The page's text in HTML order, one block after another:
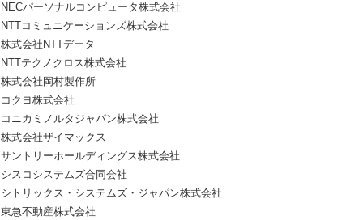
NECパーソナルコンピュータ株式会社
NTTコミュニケーションズ株式会社
株式会社NTTデータ
NTTテクノクロス株式会社
株式会社岡村製作所
コクヨ株式会社
コニカミノルタジャパン株式会社
株式会社ザイマックス
サントリーホールディングス株式会社
シスコシステムズ合同会社
シトリックス・システムズ・ジャパン株式会社
東急不動産株式会社